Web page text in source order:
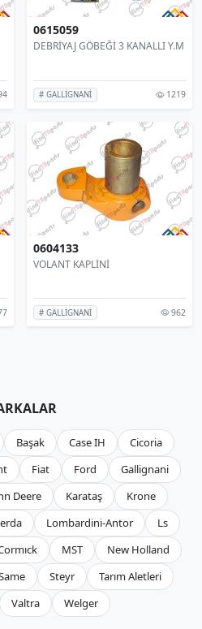
0615059
DEBRİYAJ GÖBEĞİ 3 KANALLI Y.M
# GALLİGNANİ 1219
0604133
VOLANT KAPLİNİ
# GALLİGNANİ 962
Başak Case IH
Cicoria
Fiat Ford
Gallignani
Deere Karataş
Krone
Lombardini-Antor
Ls
MST
New Holland
Steyr
Tarım Aletleri
Valtra Welger